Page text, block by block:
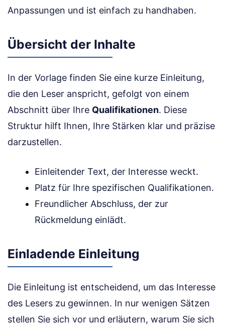
Anpassungen und ist einfach zu handhaben.
Übersicht der Inhalte
In der Vorlage finden Sie eine kurze Einleitung,
die den Leser anspricht, gefolgt von einem
Abschnitt über Ihre Qualifikationen. Diese
Struktur hilft Ihnen, Ihre Stärken klar und präzise
darzustellen.
Einleitender Text, der Interesse weckt.
Platz für Ihre spezifischen Qualifikationen.
Freundlicher Abschluss, der zur
Rückmeldung einlädt.
Einladende Einleitung
Die Einleitung ist entscheidend, um das Interesse
des Lesers zu gewinnen. In nur wenigen Sätzen
stellen Sie sich vor und erläutern, warum Sie sich